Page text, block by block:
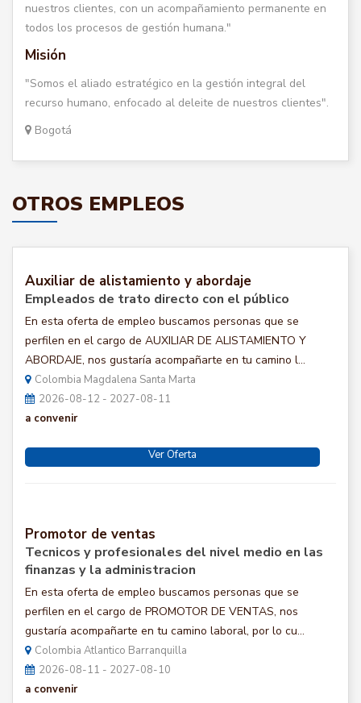
nuestros clientes, con un acompañamiento permanente en
todos los procesos de gestión humana."
Misión
"Somos el aliado estratégico en la gestión integral del
recurso humano, enfocado al deleite de nuestros clientes".
Bogotá
OTROS EMPLEOS
Auxiliar de alistamiento y abordaje
Empleados de trato directo con el público
En esta oferta de empleo buscamos personas que se
perfilen en el cargo de AUXILIAR DE ALISTAMIENTO Y
ABORDAJE, nos gustaría acompañarte en tu camino l...
Colombia Magdalena Santa Marta
2026-08-12 - 2027-08-11
a convenir
Ver Oferta
Promotor de ventas
Tecnicos y profesionales del nivel medio en las
finanzas y la administracion
En esta oferta de empleo buscamos personas que se
perfilen en el cargo de PROMOTOR DE VENTAS, nos
gustaría acompañarte en tu camino laboral, por lo cu...
Colombia Atlantico Barranquilla
2026-08-11 - 2027-08-10
a convenir